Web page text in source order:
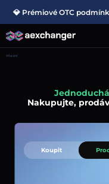
💎 Prémiové OTC
Hlavní
Jednoduchá
Nakupujte,
Koupit